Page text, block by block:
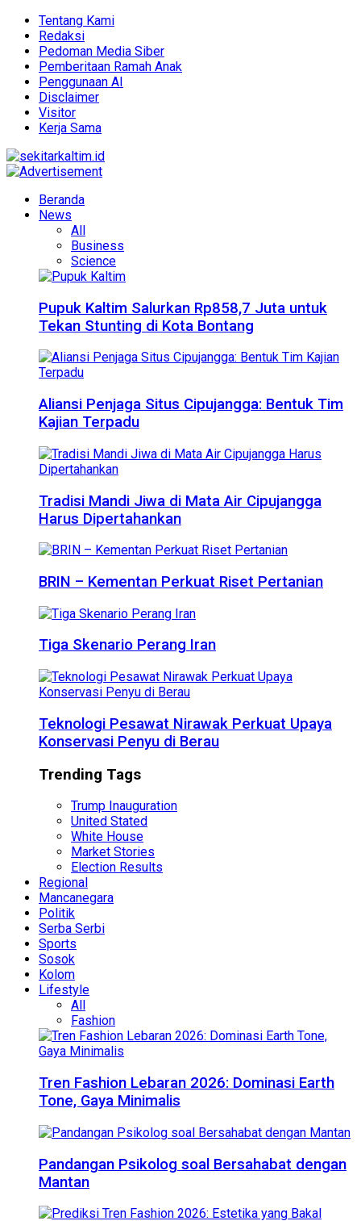
Tentang Kami
Redaksi
Pedoman Media Siber
Pemberitaan Ramah Anak
Penggunaan AI
Disclaimer
Visitor
Kerja Sama
Beranda
News
All
Business
Science
Pupuk Kaltim Salurkan Rp858,7 Juta untuk
Tekan Stunting di Kota Bontang
Aliansi Penjaga Situs Cipujangga: Bentuk Tim
Kajian Terpadu
Tradisi Mandi Jiwa di Mata Air Cipujangga
Harus Dipertahankan
BRIN – Kementan Perkuat Riset Pertanian
Tiga Skenario Perang Iran
Teknologi Pesawat Nirawak Perkuat Upaya
Konservasi Penyu di Berau
Trending Tags
Trump Inauguration
United Stated
White House
Market Stories
Election Results
Regional
Mancanegara
Politik
Serba Serbi
Sports
Sosok
Kolom
Lifestyle
All
Fashion
Tren Fashion Lebaran 2026: Dominasi Earth
Tone, Gaya Minimalis
Pandangan Psikolog soal Bersahabat dengan
Mantan